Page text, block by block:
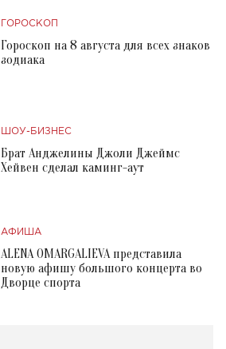
ГОРОСКОП
Гороскоп на 8 августа для всех знаков
зодиака
ШОУ-БИЗНЕС
Брат Анджелины Джоли Джеймс
Хейвен сделал каминг-аут
АФИША
ALENA OMARGALIEVA представила
новую афишу большого концерта во
Дворце спорта